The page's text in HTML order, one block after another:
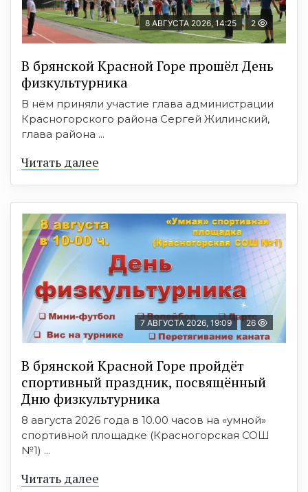
8 АВГУСТА 2026, 14:25 2
В брянской Красной Горе прошёл День
физкультурника
В нём приняли участие глава администрации
Красногорского района Сергей Жилинский,
глава района ...
Читать далее
7 АВГУСТА 2026, 19:09 26
В брянской Красной Горе пройдёт
спортивный праздник, посвящённый
Дню физкультурника
8 августа 2026 года в 10.00 часов на «умной»
спортивной площадке (Красногорская СОШ
№1) ...
Читать далее